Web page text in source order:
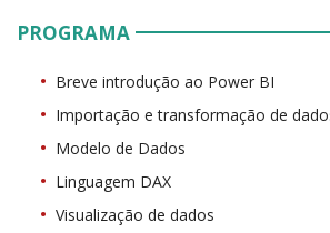
PROGRAMA
Breve introdução ao Power BI
Importação e transformação de
Modelo de Dados
Linguagem DAX
Visualização de dados